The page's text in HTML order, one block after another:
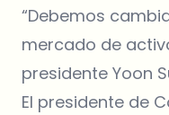
“Debemos
mercado de
presidente Yoon
El presidente de